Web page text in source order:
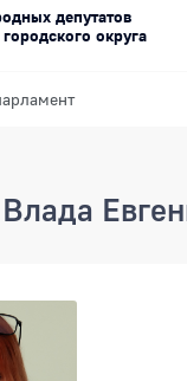
депутатов
округа